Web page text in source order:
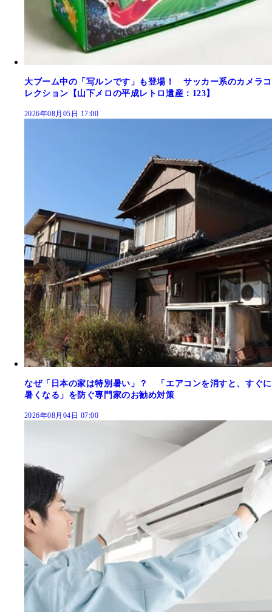
大ブーム中の「写ルンです」も登場！ サッカー系のカメラコ
レクション【山下メロの平成レトロ遺産：123】
2026年08月05日 17:00
なぜ「日本の家は特別暑い」？ 「エアコンを消すと、すぐに
暑くなる」を防ぐ専門家のお勧め対策
2026年08月04日 07:00